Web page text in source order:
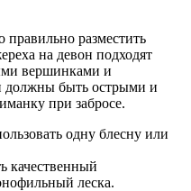
правильно разместить
на девон подходят
вершинками и
быть острыми и
при забросе.
одну блесну или
качественный
леска.